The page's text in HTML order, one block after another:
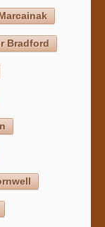
Bradford